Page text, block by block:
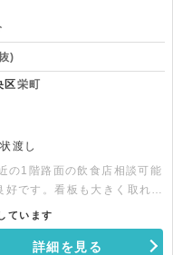
)
区栄町
渡し
の1階路面の飲食店相談可能
です。看板も大きく取れる
状渡しとなりますので、ス
抑えて出店することが可能で
せ下さい。
ています
詳細を見る